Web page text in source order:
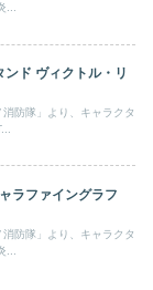
...
ド ヴィクトル・リ
防隊」より、キャラクタ
ラファイングラフ
防隊」より、キャラクタ